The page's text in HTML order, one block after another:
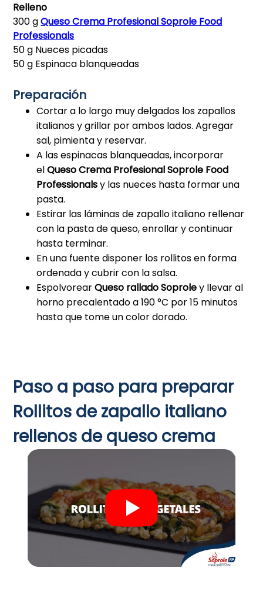
Relleno
300 gQueso Crema Profesional Soprole Food
Professionals
50 g Nueces picadas
50 g Espinaca blanqueadas
Preparación
Cortar a lo largo muy delgados los zapallos
italianos y grillar por ambos lados. Agregar
sal, pimienta y reservar.
A las espinacas blanqueadas, incorporar
elQueso Crema Profesional Soprole Food
Professionalsy las nueces hasta formar una
pasta.
Estirar las láminas de zapallo italiano rellenar
con la pasta de queso, enrollar y continuar
hasta terminar.
En una fuente disponer los rollitos en forma
ordenada y cubrir con la salsa.
EspolvorearQueso rallado Soproley llevar al
horno precalentado a 190 °C por 15 minutos
hasta que tome un color dorado.
Paso a paso para preparar
Rollitos de zapallo italiano
rellenos de queso crema